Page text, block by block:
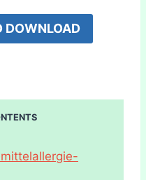
DOWNLOAD